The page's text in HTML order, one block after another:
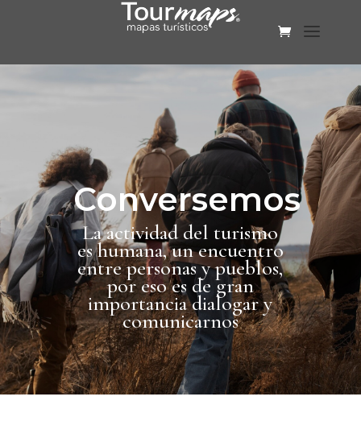
Conversemos
La actividad del turismo
es humana, un encuentro
entre personas y pueblos,
por eso es de gran
importancia dialogar y
comunicarnos